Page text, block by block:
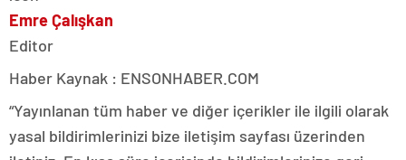
Emre Çalışkan
Editor
Haber Kaynak : ENSONHABER.COM
“Yayınlanan tüm haber ve diğer içerikler ile ilgili olarak
yasal bildirimlerinizi bize iletişim sayfası üzerinden